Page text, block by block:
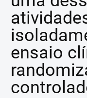
ensaio